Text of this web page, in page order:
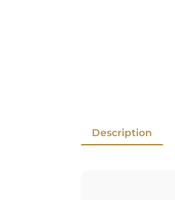
Description